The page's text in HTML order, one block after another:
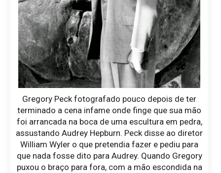
Gregory Peck fotografado pouco depois de ter
terminado a cena infame onde finge que sua mão
foi arrancada na boca de uma escultura em pedra,
assustando Audrey Hepburn. Peck disse ao diretor
William Wyler o que pretendia fazer e pediu para
que nada fosse dito para Audrey. Quando Gregory
puxou o braço para fora, com a mão escondida na